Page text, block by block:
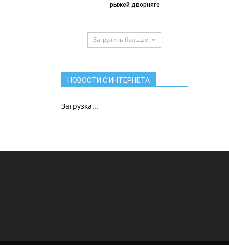
рыжей дворняге
Загрузить больше
НОВОСТИ С ИНТЕРНЕТА
Загрузка...